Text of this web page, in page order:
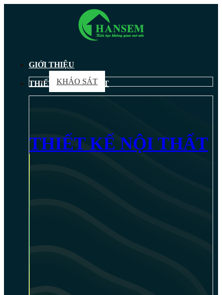
GIỚI THIỆU
KHẢO SÁT
THIẾT KẾ NỘI THẤT
THIẾT KẾ NỘI THẤT